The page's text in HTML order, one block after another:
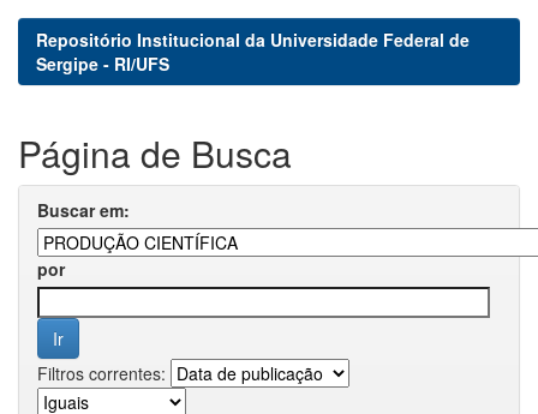
Repositório Institucional da Universidade Federal de
Sergipe - RI/UFS
Página de Busca
Buscar em:
por
Filtros correntes: